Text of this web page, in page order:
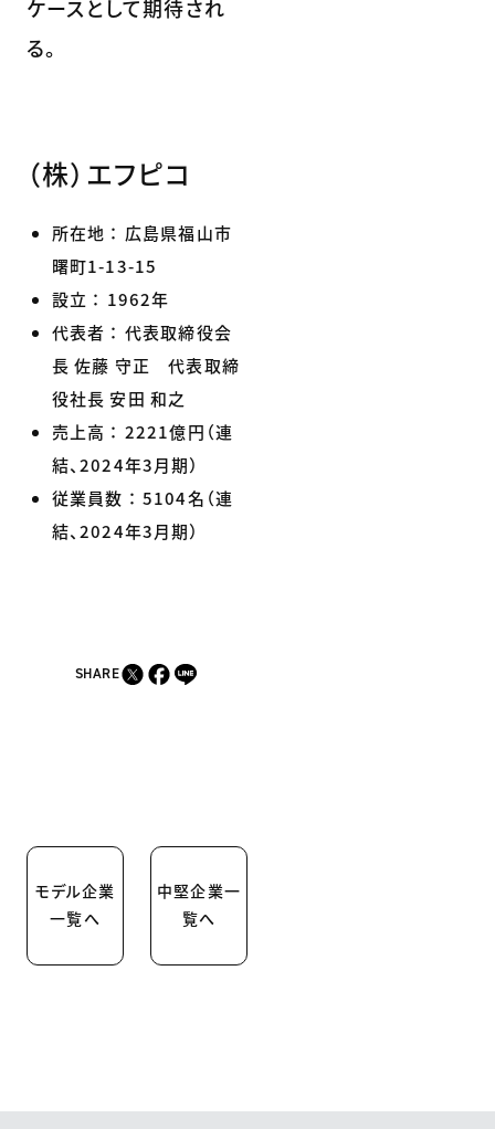
ケースとして期待され
る。
（株）エフピコ
所在地 ： 広島県福山市
曙町1-13-15
設立 ： 1962年
代表者 ： 代表取締役会
長 佐藤 守正 代表取締
役社長 安田 和之
売上高 ： 2221億円（連
結、2024年3月期）
従業員数 ： 5104名（連
結、2024年3月期）
SHARE
モデル企業
一覧へ
中堅企業一
覧へ